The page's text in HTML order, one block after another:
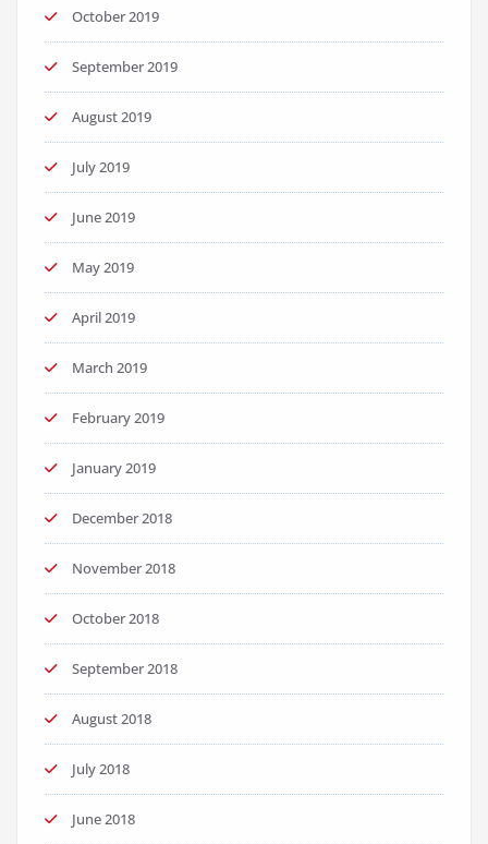
October 2019
September 2019
August 2019
July 2019
June 2019
May 2019
April 2019
March 2019
February 2019
January 2019
December 2018
November 2018
October 2018
September 2018
August 2018
July 2018
June 2018